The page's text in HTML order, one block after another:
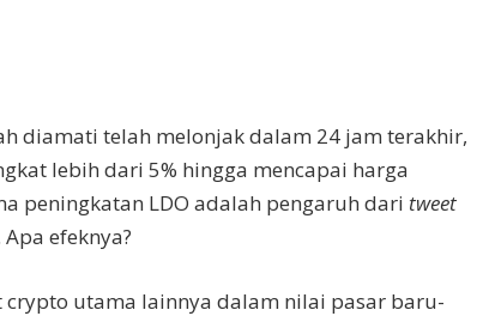
diamati telah melonjak dalam 24 jam terakhir,
lebih dari 5% hingga mencapai harga
peningkatan LDO adalah pengaruh dari tweet
efeknya?
crypto utama lainnya dalam nilai pasar baru-